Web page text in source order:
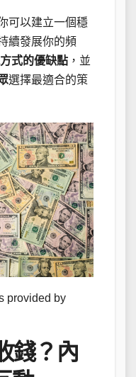
可以建立一個穩
續發展你的頻
式的優缺點 ，並
選擇最適合的策
provided by
錢？內